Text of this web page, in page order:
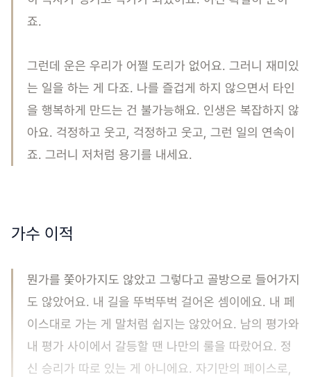
죠.
그런데 운은 우리가 어쩔 도리가 없어요. 그러니 재미있
는 일을 하는 게 다죠. 나를 즐겁게 하지 않으면서 타인
을 행복하게 만드는 건 불가능해요. 인생은 복잡하지 않
아요. 걱정하고 웃고, 걱정하고 웃고, 그런 일의 연속이
죠. 그러니 저처럼 용기를 내세요.
가수 이적
뭔가를 쫓아가지도 않았고 그렇다고 골방으로 들어가지
도 않았어요. 내 길을 뚜벅뚜벅 걸어온 셈이에요. 내 페
이스대로 가는 게 말처럼 쉽지는 않았어요. 남의 평가와
내 평가 사이에서 갈등할 땐 나만의 룰을 따랐어요. 정
신 승리가 따로 있는 게 아니에요. 자기만의 페이스로,